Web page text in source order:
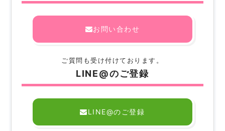
お問い合わせ
ご質問も受け付けております。
LINE@のご登録
LINE@のご登録